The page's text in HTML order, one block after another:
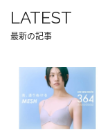
LATEST
最新の記事